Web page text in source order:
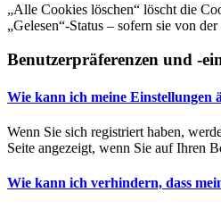
„Alle Cookies löschen“ löscht die
„Gelesen“-Status – sofern sie von
Benutzerpräferenzen und -
Wie kann ich meine Einstellungen
Wenn Sie sich registriert haben,
Seite angezeigt, wenn Sie auf Ihren
Wie kann ich verhindern, dass